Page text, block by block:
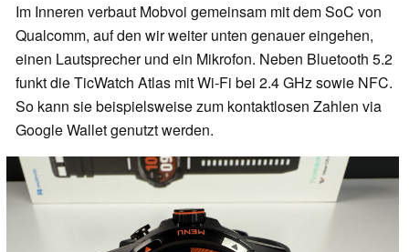
Im Inneren verbaut Mobvoi gemeinsam mit dem SoC von
Qualcomm, auf den wir weiter unten genauer eingehen,
einen Lautsprecher und ein Mikrofon. Neben Bluetooth 5.2
funkt die TicWatch Atlas mit Wi-Fi bei 2.4 GHz sowie NFC.
So kann sie beispielsweise zum kontaktlosen Zahlen via
Google Wallet genutzt werden.